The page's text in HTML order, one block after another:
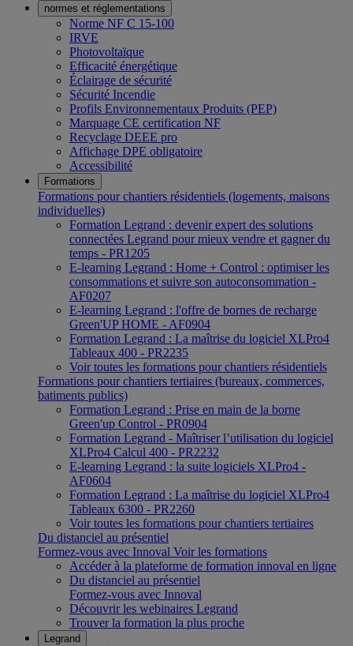
normes et réglementations
Norme NF C 15-100
IRVE
Photovoltaïque
Efficacité énergétique
Éclairage de sécurité
Sécurité Incendie
Profils Environnementaux Produits (PEP)
Marquage CE certification NF
Recyclage DEEE pro
Affichage DPE obligatoire
Accessibilité
Formations
Formations pour chantiers résidentiels (logements, maisons
individuelles)
Formation Legrand : devenir expert des solutions
connectées Legrand pour mieux vendre et gagner du
temps - PR1205
E-learning Legrand : Home + Control : optimiser les
consommations et suivre son autoconsommation -
AF0207
E-learning Legrand : l'offre de bornes de recharge
Green'UP HOME - AF0904
Formation Legrand : La maîtrise du logiciel XLPro4
Tableaux 400 - PR2235
Voir toutes les formations pour chantiers résidentiels
Formations pour chantiers tertiaires (bureaux, commerces,
batiments publics)
Formation Legrand : Prise en main de la borne
Green'up Control - PR0904
Formation Legrand - Maîtriser l’utilisation du logiciel
XLPro4 Calcul 400 - PR2232
E-learning Legrand : la suite logiciels XLPro4 -
AF0604
Formation Legrand : La maîtrise du logiciel XLPro4
Tableaux 6300 - PR2260
Voir toutes les formations pour chantiers tertiaires
Du distanciel au présentiel
Formez-vous avec Innoval Voir les formations
Accéder à la plateforme de formation innoval en ligne
Du distanciel au présentiel
Formez-vous avec Innoval
Découvrir les webinaires Legrand
Trouver la formation la plus proche
Legrand